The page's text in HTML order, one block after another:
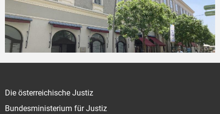
Die österreichische Justiz
Bundesministerium für Justiz